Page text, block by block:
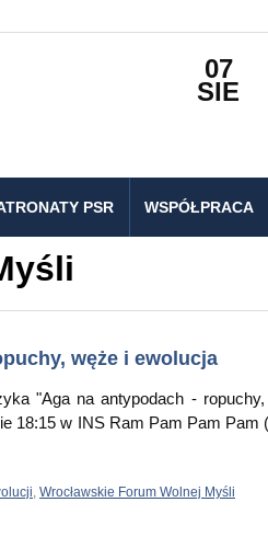
07
SIE
PSR WSPÓŁPRACA
węże i ewolucja
"Aga na antypodach -
18:15 w INS Ram Pam Pam Pam
, Wrocławskie Forum Wolnej Myśli